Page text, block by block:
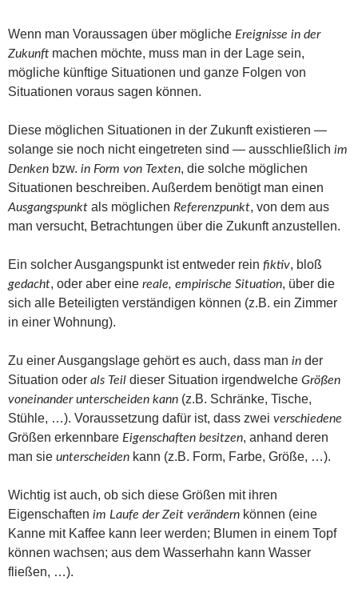
Wenn man Voraussagen über mögliche Ereignisse in der
Zukunftmachen möchte, muss man in der Lage sein,
mögliche künftige Situationen und ganze Folgen von
Situationen voraus sagen können.
Diese möglichen Situationen in der Zukunft existieren —
solange sie noch nicht eingetreten sind — ausschließlich im
Denken bzw. in Form von Texten, die solche möglichen
Situationen beschreiben. Außerdem benötigt man einen
Ausgangspunkt als möglichen Referenzpunkt, von dem aus
man versucht, Betrachtungen über die Zukunft anzustellen.
Ein solcher Ausgangspunkt ist entweder rein fiktiv, bloß
gedacht, oder aber eine reale, empirische Situation, über die
sich alle Beteiligten verständigen können (z.B. ein Zimmer
in einer Wohnung).
Zu einer Ausgangslage gehört es auch, dass man in der
Situation oder als Teil dieser Situation irgendwelche Größen
voneinander unterscheiden kann (z.B. Schränke, Tische,
Stühle, …). Voraussetzung dafür ist, dass zwei verschiedene
Größen erkennbare Eigenschaften besitzen, anhand deren
man sie unterscheiden kann (z.B. Form, Farbe, Größe, …).
Wichtig ist auch, ob sich diese Größen mit ihren
Eigenschaften im Laufe der Zeit verändern können (eine
Kanne mit Kaffee kann leer werden; Blumen in einem Topf
können wachsen; aus dem Wasserhahn kann Wasser
fließen, …).